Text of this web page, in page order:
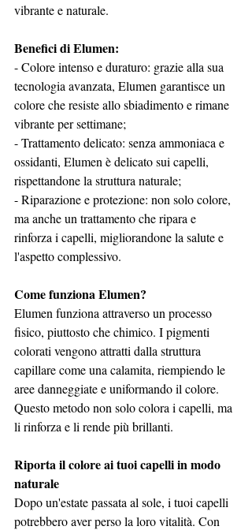
vibrante e naturale.
Benefici di Elumen:
- Colore intenso e duraturo: grazie alla sua
tecnologia avanzata, Elumen garantisce un
colore che resiste allo sbiadimento e rimane
vibrante per settimane;
- Trattamento delicato: senza ammoniaca e
ossidanti, Elumen è delicato sui capelli,
rispettandone la struttura naturale;
- Riparazione e protezione: non solo colore,
ma anche un trattamento che ripara e
rinforza i capelli, migliorandone la salute e
l'aspetto complessivo.
Come funziona Elumen?
Elumen funziona attraverso un processo
fisico, piuttosto che chimico. I pigmenti
colorati vengono attratti dalla struttura
capillare come una calamita, riempiendo le
aree danneggiate e uniformando il colore.
Questo metodo non solo colora i capelli, ma
li rinforza e li rende più brillanti.
Riporta il colore ai tuoi capelli in modo
naturale
Dopo un'estate passata al sole, i tuoi capelli
potrebbero aver perso la loro vitalità. Con